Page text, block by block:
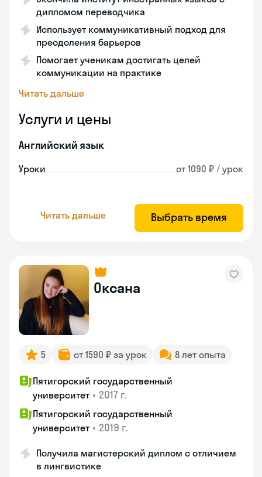
дипломом переводчика
Использует коммуникативный подход для
преодоления барьеров
Помогает ученикам достигать целей
коммуникации на практике
Читать дальше
Услуги и цены
Английский язык
Уроки от 1090 ₽ / урок
Читать дальше Выбрать время
Оксана
5 от 1590 ₽ за урок 8 лет опыта
Пятигорский государственный
университет • 2017 г.
Пятигорский государственный
университет • 2019 г.
Получила магистерский диплом с отличием
в лингвистике